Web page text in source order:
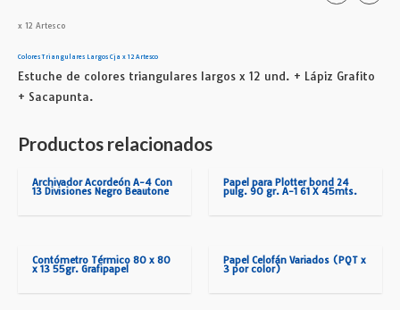
x 12 Artesco
Colores Triangulares Largos Cja x 12 Artesco
Estuche de colores triangulares largos x 12 und. + Lápiz Grafito
+ Sacapunta.
Productos relacionados
Archivador Acordeón A-4 Con
13 Divisiones Negro Beautone
Papel para Plotter bond 24
pulg. 90 gr. A-1 61 X 45mts.
Contómetro Térmico 80 x 80
x 13 55gr. Grafipapel
Papel Celofán Variados (PQT x
3 por color)